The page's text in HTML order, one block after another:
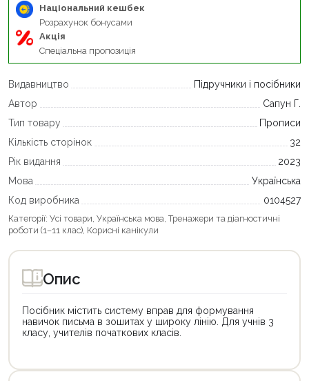
Національний кешбек
Розрахунок бонусами
Акція
Спеціальна пропозиція
Видавництво
Підручники і посібники
Автор
Сапун Г.
Тип товару
Прописи
Кількість сторінок
32
Рік видання
2023
Мова
Українська
Код виробника
0104527
Категорії: Усі товари Українська мова Тренажери та діагностичні
роботи (1–11 клас) Корисні канікули
Опис
Посібник містить систему вправ для формування
навичок письма в зошитах у широку лінію. Для учнів 3
класу, учителів початкових класів.
товар
товар